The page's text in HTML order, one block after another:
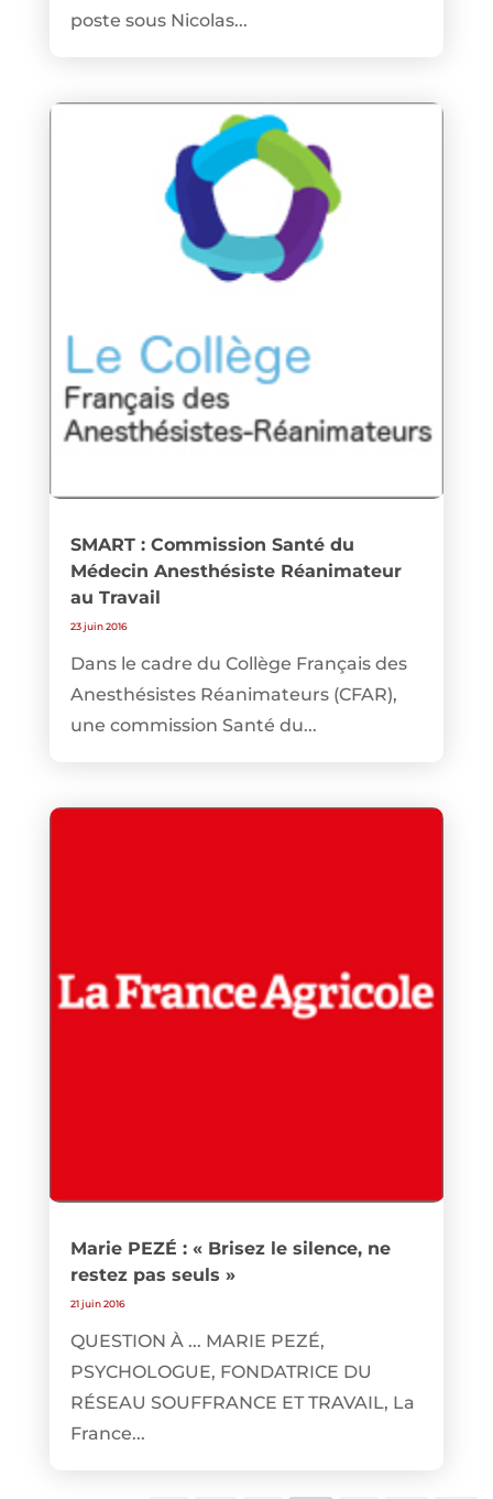
poste sous Nicolas...
SMART : Commission Santé du
Médecin Anesthésiste Réanimateur
au Travail
23 juin 2016
Dans le cadre du Collège Français des
Anesthésistes Réanimateurs (CFAR),
une commission Santé du...
Marie PEZÉ : « Brisez le silence, ne
restez pas seuls »
21 juin 2016
QUESTION À ... MARIE PEZÉ,
PSYCHOLOGUE, FONDATRICE DU
RÉSEAU SOUFFRANCE ET TRAVAIL, La
France...